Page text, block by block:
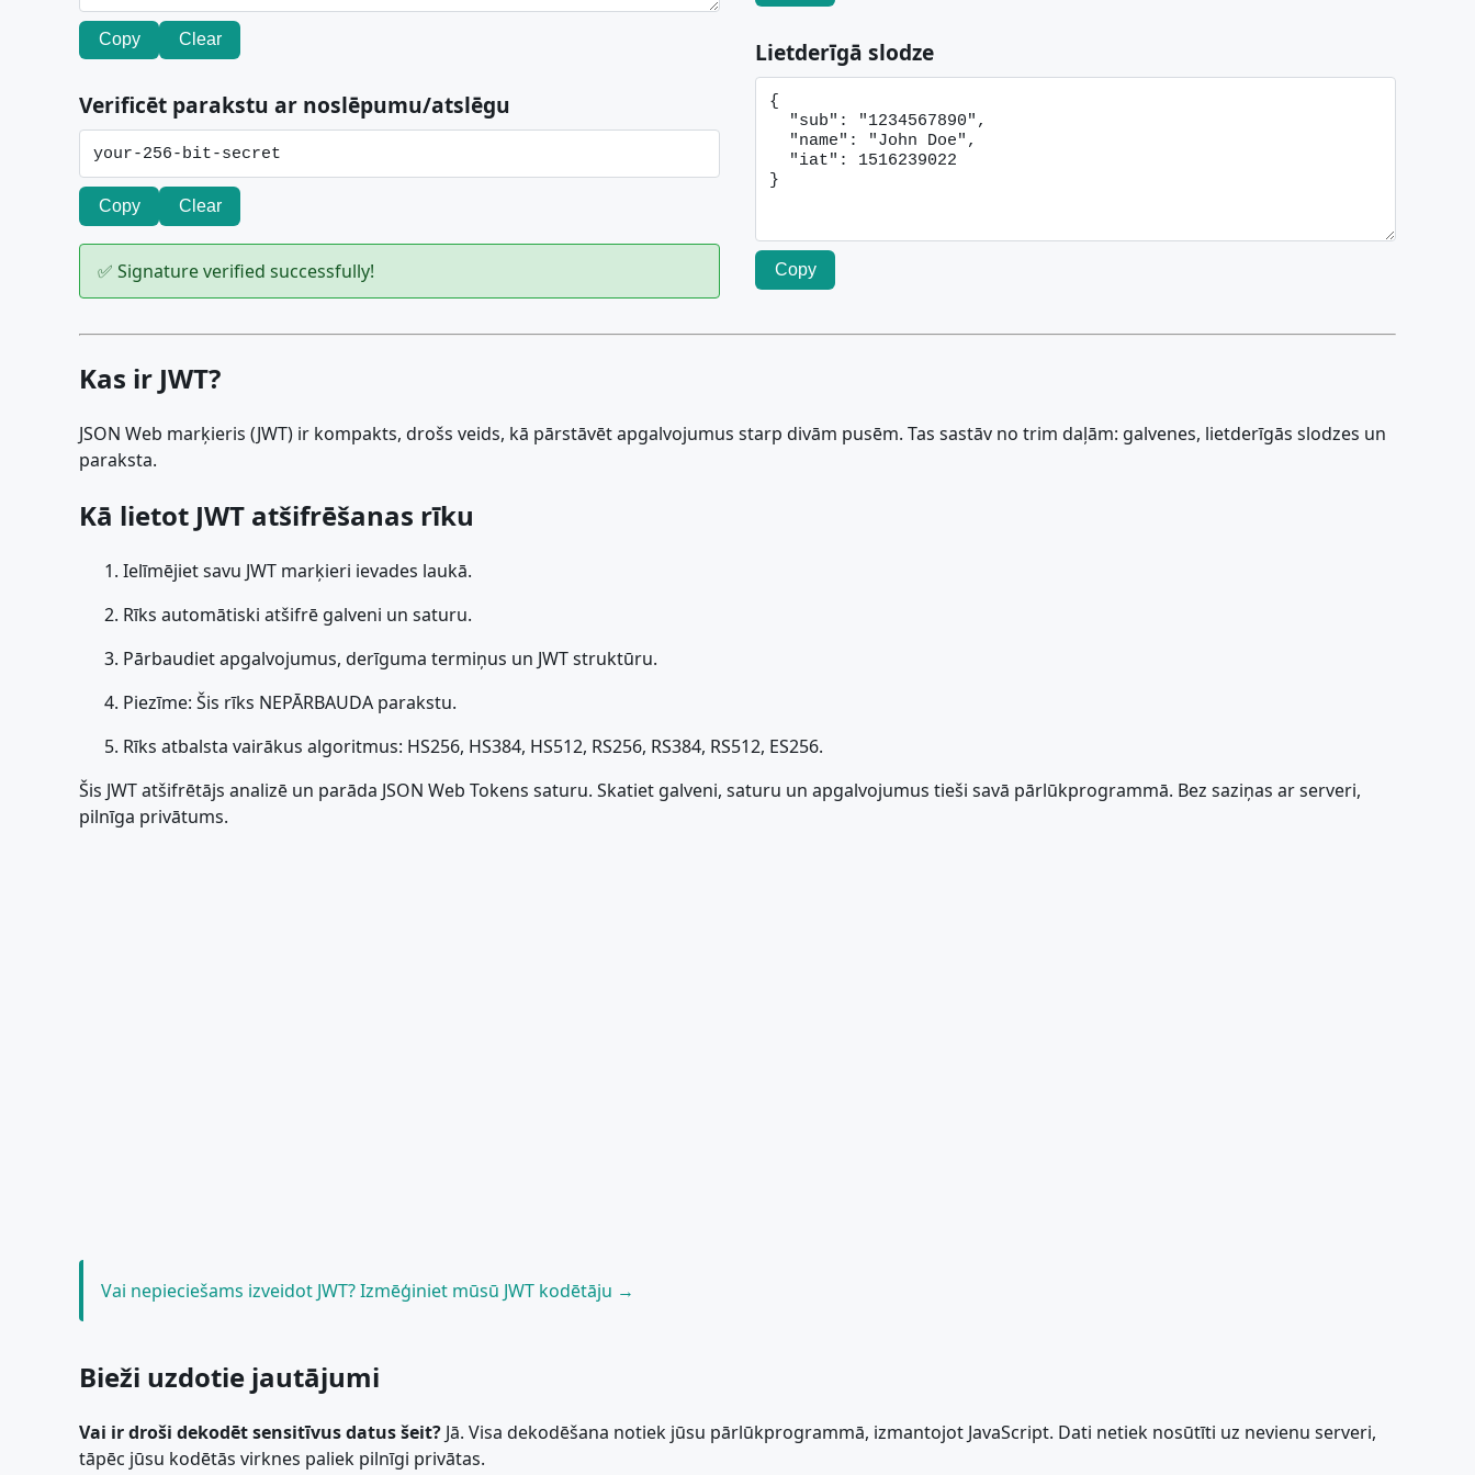
Copy Clear
Verificēt parakstu ar noslēpumu/atslēgu
Copy Clear
✅ Signature verified successfully!
Lietderīgā slodze
Copy
Kas ir JWT?
JSON Web marķieris (JWT) ir kompakts, drošs veids, kā pārstāvēt apgalvojumus starp divām pusēm. Tas sastāv no trim daļām: galvenes, lietderīgās slodzes un
paraksta.
Kā lietot JWT atšifrēšanas rīku
Ielīmējiet savu JWT marķieri ievades laukā.
Rīks automātiski atšifrē galveni un saturu.
Pārbaudiet apgalvojumus, derīguma termiņus un JWT struktūru.
Piezīme: Šis rīks NEPĀRBAUDA parakstu.
Rīks atbalsta vairākus algoritmus: HS256, HS384, HS512, RS256, RS384, RS512, ES256.
Šis JWT atšifrētājs analizē un parāda JSON Web Tokens saturu. Skatiet galveni, saturu un apgalvojumus tieši savā pārlūkprogrammā. Bez saziņas ar serveri,
pilnīga privātums.
Vai nepieciešams izveidot JWT? Izmēģiniet mūsū JWT kodētāju →
Bieži uzdotie jautājumi
Vai ir droši dekodēt sensitīvus datus šeit? Jā. Visa dekodēšana notiek jūsu pārlūkprogrammā, izmantojot JavaScript. Dati netiek nosūtīti uz nevienu serveri,
tāpēc jūsu kodētās virknes paliek pilnīgi privātas.